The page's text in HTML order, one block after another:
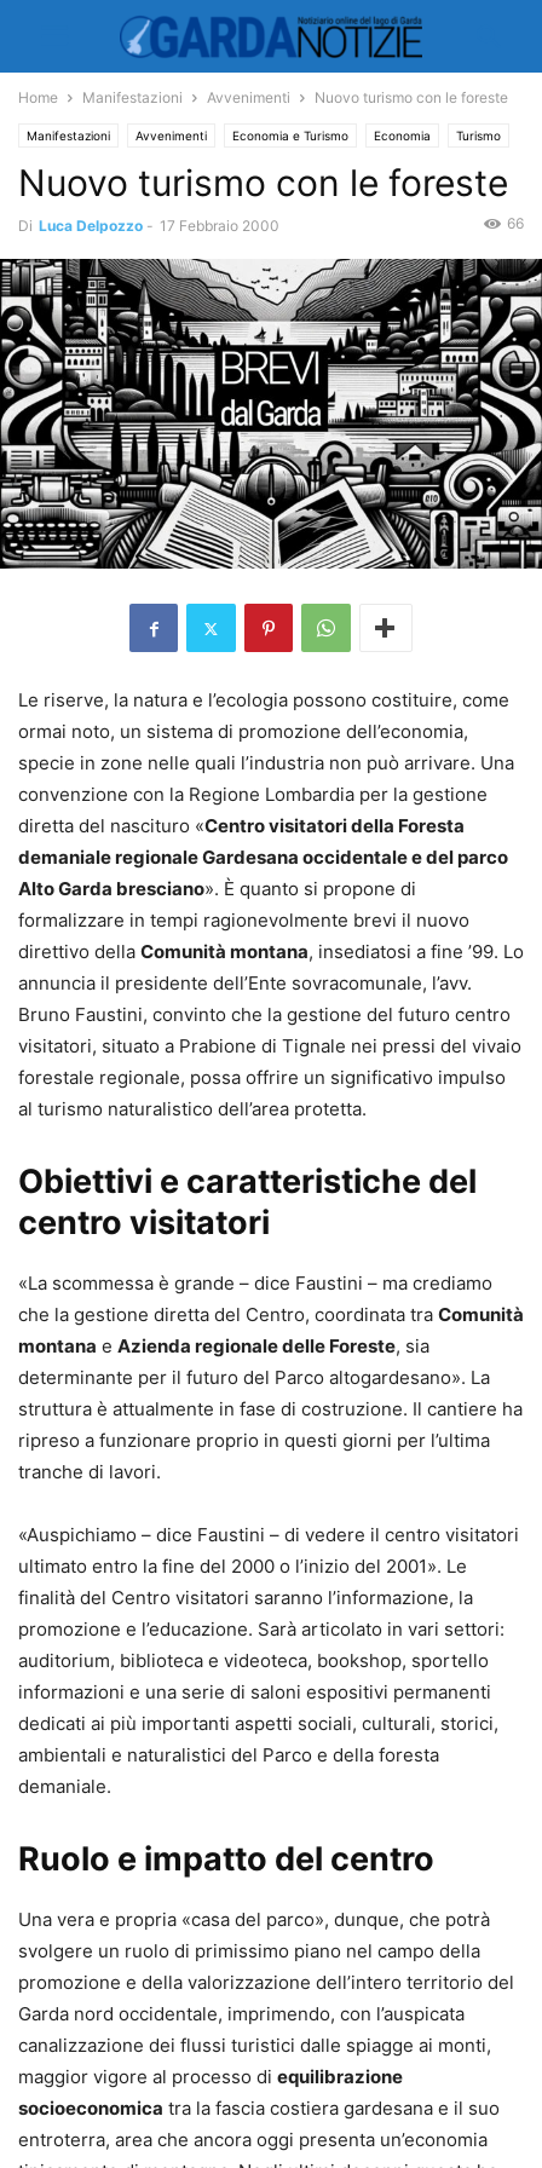
Home Manifestazioni Avvenimenti Nuovo turismo con le foreste
Manifestazioni Avvenimenti Economia e Turismo Economia Turismo
Nuovo turismo con le foreste
Di Luca Delpozzo - 17 Febbraio 2000 66
Le riserve, la natura e l’ecologia possono costituire, come
ormai noto, un sistema di promozione dell’economia,
specie in zone nelle quali l’industria non può arrivare. Una
convenzione con la Regione Lombardia per la gestione
diretta del nascituro «Centro visitatori della Foresta
demaniale regionale Gardesana occidentale e del parco
Alto Garda bresciano». È quanto si propone di
formalizzare in tempi ragionevolmente brevi il nuovo
direttivo della Comunità montana, insediatosi a fine ’99. Lo
annuncia il presidente dell’Ente sovracomunale, l’avv.
Bruno Faustini, convinto che la gestione del futuro centro
visitatori, situato a Prabione di Tignale nei pressi del vivaio
forestale regionale, possa offrire un significativo impulso
al turismo naturalistico dell’area protetta.
Obiettivi e caratteristiche del
centro visitatori
«La scommessa è grande – dice Faustini – ma crediamo
che la gestione diretta del Centro, coordinata tra Comunità
montana e Azienda regionale delle Foreste, sia
determinante per il futuro del Parco altogardesano». La
struttura è attualmente in fase di costruzione. Il cantiere ha
ripreso a funzionare proprio in questi giorni per l’ultima
tranche di lavori.
«Auspichiamo – dice Faustini – di vedere il centro visitatori
ultimato entro la fine del 2000 o l’inizio del 2001». Le
finalità del Centro visitatori saranno l’informazione, la
promozione e l’educazione. Sarà articolato in vari settori:
auditorium, biblioteca e videoteca, bookshop, sportello
informazioni e una serie di saloni espositivi permanenti
dedicati ai più importanti aspetti sociali, culturali, storici,
ambientali e naturalistici del Parco e della foresta
demaniale.
Ruolo e impatto del centro
Una vera e propria «casa del parco», dunque, che potrà
svolgere un ruolo di primissimo piano nel campo della
promozione e della valorizzazione dell’intero territorio del
Garda nord occidentale, imprimendo, con l’auspicata
canalizzazione dei flussi turistici dalle spiagge ai monti,
maggior vigore al processo di equilibrazione
socioeconomica tra la fascia costiera gardesana e il suo
entroterra, area che ancora oggi presenta un’economia